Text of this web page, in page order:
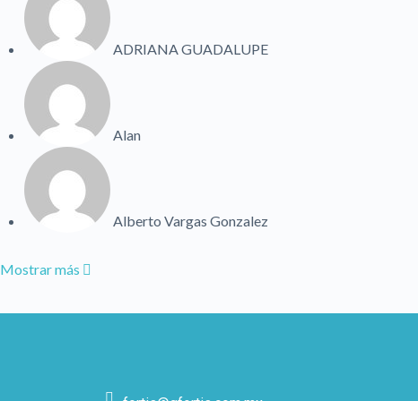
ADRIANA GUADALUPE
Alan
Alberto Vargas Gonzalez
Mostrar más